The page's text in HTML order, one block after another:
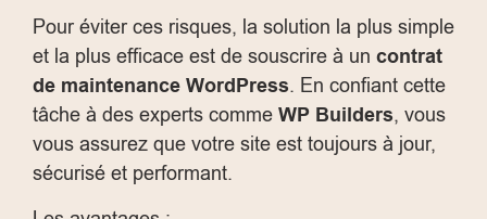
Pour éviter ces risques, la solution la plus simple
et la plus efficace est de souscrire à un contrat
de maintenance WordPress. En confiant cette
tâche à des experts comme WP Builders, vous
vous assurez que votre site est toujours à jour,
sécurisé et performant.